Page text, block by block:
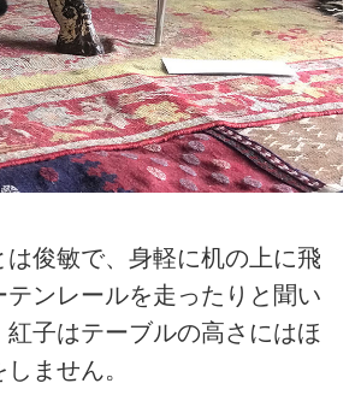
は俊敏で、身軽に机の上に飛
テンレールを走ったりと聞い
紅子はテーブルの高さにはほ
ません。